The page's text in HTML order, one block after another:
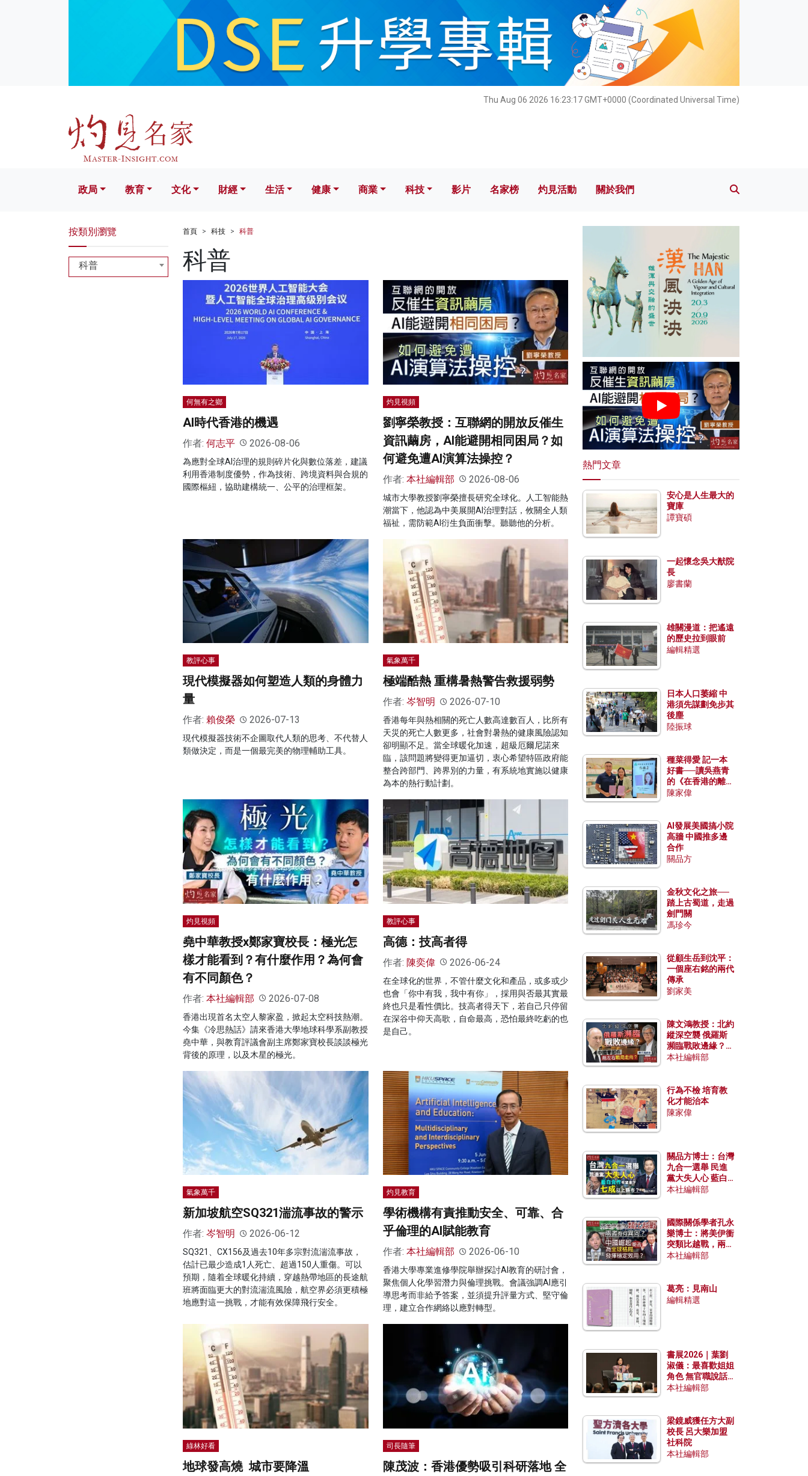
Thu Aug 06 2026 16:23:19 GMT+0000 (Coordinated Universal Time)
文化 財經 生活 健康 科技 影片 名家榜 灼見活動 關於我們
政局 教育 文化 財經 生活 健康 商業 科技 影片 名家榜 灼見活動 關於我們
首頁 科技 科普
科普
何無有之鄉
AI時代香港的機遇
作者: 何志平 2026-08-06
為應對全球AI治理的規則碎片化與數位落差，建議
利用香港制度優勢，作為技術、跨境資料與合規的
國際樞紐，協助建構統一、公平的治理框架。
灼見視頻
劉寧榮教授：互聯網的開放反催生
資訊繭房，AI能避開相同困局？如
何避免遭AI演算法操控？
作者: 本社編輯部 2026-08-06
城市大學教授劉寧榮擅長研究全球化。人工智能熱
潮當下，他認為中美展開AI治理對話，攸關全人類
福祉，需防範AI衍生負面衝擊。聽聽他的分析。
教評心事
現代模擬器如何塑造人類的身體力
量
作者: 賴俊榮 2026-07-13
現代模擬器技術不企圖取代人類的思考、不代替人
類做決定，而是一個最完美的物理輔助工具。
氣象萬千
極端酷熱 重構暑熱警告救援弱勢
作者: 岑智明 2026-07-10
香港每年與熱相關的死亡人數高達數百人，比所有
天災的死亡人數更多，社會對暑熱的健康風險認知
卻明顯不足。當全球暖化加速，超級厄爾尼諾來
臨，該問題將變得更加逼切，衷心希望特區政府能
整合跨部門、跨界別的力量，有系統地實施以健康
為本的熱行動計劃。
灼見視頻
堯中華教授x鄭家寶校長：極光怎
樣才能看到？有什麼作用？為何會
有不同顏色？
作者: 本社編輯部 2026-07-08
香港出現首名太空人黎家盈，掀起太空科技熱潮。
今集《冷思熱話》請來香港大學地球科學系副教授
堯中華，與教育評議會副主席鄭家寶校長談談極光
背後的原理，以及木星的極光。
教評心事
高德：技高者得
作者: 陳奕偉 2026-06-24
在全球化的世界，不管什麼文化和產品，或多或少
也會「你中有我，我中有你」，採用與否最其實最
終也只是看性價比。技高者得天下，若自己只停留
在深谷中仰天高歌，自命最高，恐怕最終吃虧的也
是自己。
氣象萬千
新加坡航空SQ321湍流事故的警示
作者: 岑智明 2026-06-12
SQ321、CX156及過去10年多宗對流湍流事故，
估計已最少造成1人死亡、超過150人重傷。可以
預期，隨着全球暖化持續，穿越熱帶地區的長途航
班將面臨更大的對流湍流風險，航空界必須更積極
地應對這一挑戰，才能有效保障飛行安全。
灼見教育
學術機構有責推動安全、可靠、合
乎倫理的AI賦能教育
作者: 本社編輯部 2026-06-10
香港大學專業進修學院舉辦探討AI教育的研討會，
聚焦個人化學習潛力與倫理挑戰。會議強調AI應引
導思考而非給予答案，並須提升評量方式、堅守倫
理，建立合作網絡以應對轉型。
綠林好看
地球發高燒 城市要降溫
司長隨筆
陳茂波：香港優勢吸引科研落地 全
按類別瀏覽
科普
熱門文章
安心是人生最大的
寶庫
譚寶碩
一起懷念吳大猷院
長
廖書蘭
雄關漫道：把遙遠
的歷史拉到眼前
編輯精選
日本人口萎縮 中
港須先謀劃免步其
後塵
陸振球
種菜得愛 記一本
好書──讀吳燕青
的《在香港的離島
種菜》
陳家偉
AI發展美國搞小院
高牆 中國推多邊
合作
關品方
金秋文化之旅──
踏上古蜀道，走過
劍門關
馮珍今
從顧生岳到沈平：
一個座右銘的兩代
傳承
劉家美
陳文鴻教授：北約
縱深空襲 俄羅斯
瀕臨戰敗邊緣？中
國零部件能左右戰
本社編輯部
行為不檢 培育教
化才能治本
陳家偉
關品方博士：台灣
九合一選舉 民進
黨大失人心 藍白
合作有望拿下七成
本社編輯部
國際關係學者孔永
樂博士：將美伊衝
突類比越戰，兩者
有何異同？中國崛
本社編輯部
葛亮：見南山
編輯精選
書展2026｜葉劉
淑儀：最喜歡姐姐
角色 無官職說話
包袱少
本社編輯部
梁鏡威獲任方大副
校長 呂大樂加盟
社科院
本社編輯部